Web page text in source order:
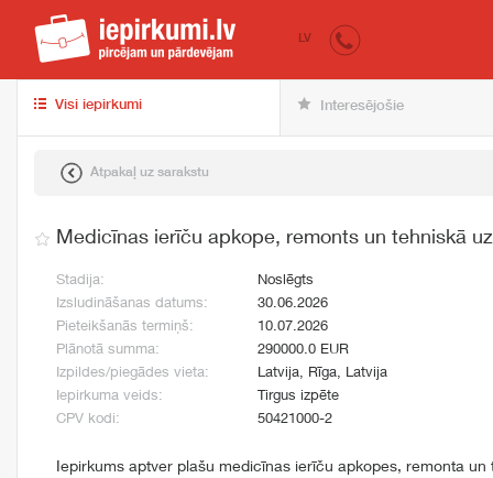
iepirkumi.lv
LV
Visi iepirkumi Interesējošie
Atpakaļ uz sarakstu
Medicīnas ierīču apkope, remonts un tehniskā
Stadija:
Noslēgts
Izsludināšanas datums:
30.06.2026
Pieteikšanās termiņš:
10.07.2026
Plānotā summa:
290000.0 EUR
Izpildes/piegādes vieta:
Latvija, Rīga, Latvija
Iepirkuma veids:
Tirgus izpēte
CPV kodi:
50421000-2
Iepirkums aptver plašu medicīnas ierīču apkopes, remonta un